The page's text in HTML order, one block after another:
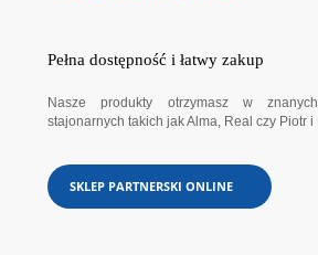
Pełna dostępność i łatwy zakup
Nasze produkty otrzymasz w
stajonarnych takich jak Alma, Real czy Piotr i
SKLEP PARTNERSKI ONLINE